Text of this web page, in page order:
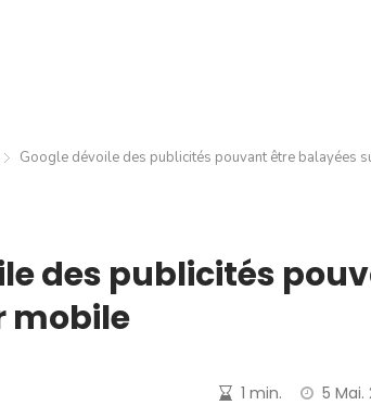
Google dévoile des publicités pouvant être balayées
des publicités
mobile
1 min. 5 Mai.